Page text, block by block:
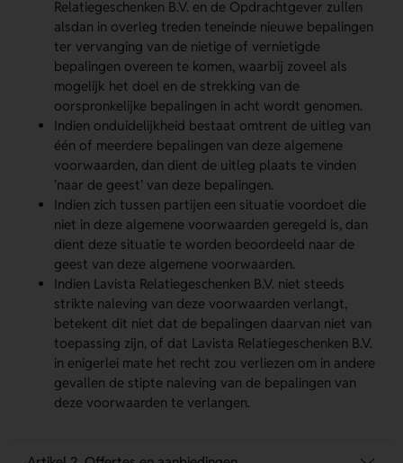
Relatiegeschenken B.V. en de Opdrachtgever zullen
alsdan in overleg treden teneinde nieuwe bepalingen
ter vervanging van de nietige of vernietigde
bepalingen overeen te komen, waarbij zoveel als
mogelijk het doel en de strekking van de
oorspronkelijke bepalingen in acht wordt genomen.
Indien onduidelijkheid bestaat omtrent de uitleg van
één of meerdere bepalingen van deze algemene
voorwaarden, dan dient de uitleg plaats te vinden
'naar de geest' van deze bepalingen.
Indien zich tussen partijen een situatie voordoet die
niet in deze algemene voorwaarden geregeld is, dan
dient deze situatie te worden beoordeeld naar de
geest van deze algemene voorwaarden.
Indien Lavista Relatiegeschenken B.V. niet steeds
strikte naleving van deze voorwaarden verlangt,
betekent dit niet dat de bepalingen daarvan niet van
toepassing zijn, of dat Lavista Relatiegeschenken B.V.
in enigerlei mate het recht zou verliezen om in andere
gevallen de stipte naleving van de bepalingen van
deze voorwaarden te verlangen.